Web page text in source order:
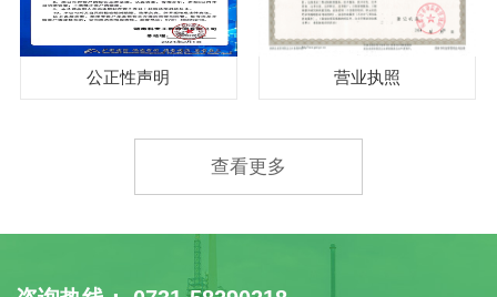
公正性声明 营业执照
查看更多